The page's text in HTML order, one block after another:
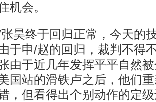
机会。
终于回归正常，今天的
于申/赵的回归，裁判不得
由于近几年发挥平平自然
国站的滑铁卢之后，他们
，但看得出个别动作的定